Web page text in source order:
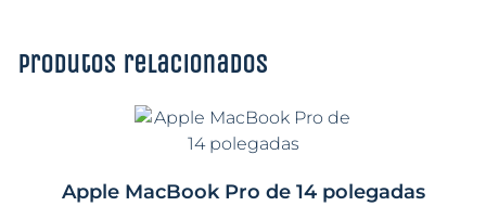
Produtos relacionados
Apple MacBook Pro de 14 polegadas